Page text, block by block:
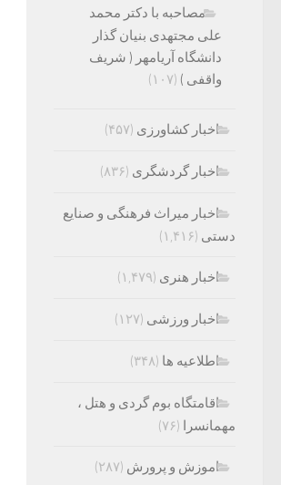
مصاحبه با دکتر محمد
علی مجتهدی بنیان گذار
دانشگاه آریامهر ( شریف
واقفی ) (۱۰۷)
اخبار کشاورزی (۴۵۷)
اخبار گردشگری (۸۳۶)
اخبار میراث فرهنگی و صنایع
دستی (۱,۴۱۶)
اخبار هنری (۱,۴۷۹)
اخبار ورزشی (۱۲۷)
اطلاعیه ها (۳۴۸)
اقامتگاه بوم گردی و هتل ،
مهمانسرا (۷۶)
اموزش و پرورش (۲۸۷)